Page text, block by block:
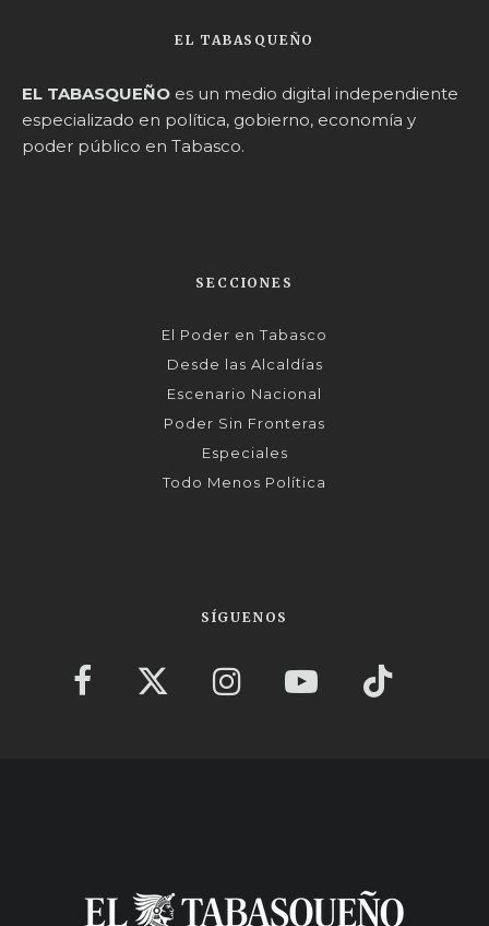
EL TABASQUEÑO
EL TABASQUEÑO es un medio digital independiente
especializado en política, gobierno, economía y
poder público en Tabasco.
SECCIONES
El Poder en Tabasco
Desde las Alcaldías
Escenario Nacional
Poder Sin Fronteras
Especiales
Todo Menos Política
SÍGUENOS